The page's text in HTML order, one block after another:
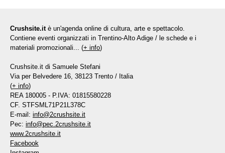
Crushsite.it è un'agenda online di cultura, arte e spettacolo.
Contiene eventi organizzati in Trentino-Alto Adige / le schede e i
materiali promozionali... (+ info)
Crushsite.it di Samuele Stefani
Via per Belvedere 16, 38123 Trento / Italia
(+ info)
REA 180005 - P.IVA: 01815580228
CF. STFSML71P21L378C
E-mail: info@2crushsite.it
Pec: info@pec.2crushsite.it
www.2crushsite.it
Facebook